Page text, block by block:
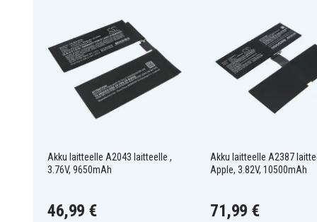
Akku on yhteensopiva seuraavien mallien kanssa:
A2072
A2325
iPad 10th Gen 2022
iPad 13.2
iPad Air 11 2024
iPad Air 4 10.9" 2020
iPad Air 4th Gen 2020
Akku laitteelle A2043 laitteelle ,
3.76V, 9650mAh
46,99 €
Akku laitteelle A2387
Apple, 3.82V, 10500mAh
71,99 €